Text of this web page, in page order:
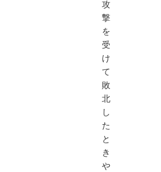
攻
撃
を
受
け
て
敗
北
し
た
と
き
や